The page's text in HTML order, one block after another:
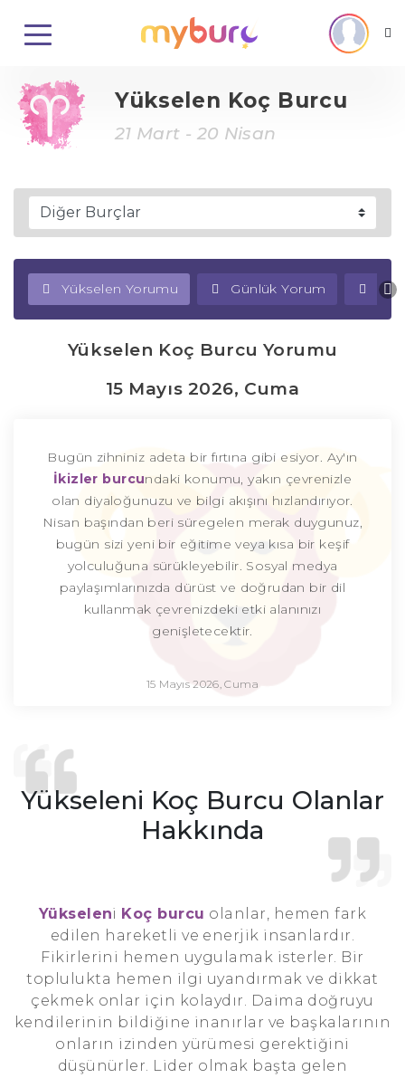
Yükselen Koç Burcu
21 Mart - 20 Nisan
Yükselen Yorumu Günlük Yorum
Yükselen Koç Burcu Yorumu
15 Mayıs 2026, Cuma
Bugün zihniniz adeta bir fırtına gibi esiyor. Ay'ın
İkizler burcundaki konumu, yakın çevrenizle
olan diyaloğunuzu ve bilgi akışını hızlandırıyor.
Nisan başından beri süregelen merak duygunuz,
bugün sizi yeni bir eğitime veya kısa bir keşif
yolculuğuna sürükleyebilir. Sosyal medya
paylaşımlarınızda dürüst ve doğrudan bir dil
kullanmak çevrenizdeki etki alanınızı
genişletecektir.
15 Mayıs 2026, Cuma
Yükseleni Koç Burcu Olanlar
Hakkında
Yükseleni Koç burcu olanlar, hemen fark
edilen hareketli ve enerjik insanlardır.
Fikirlerini hemen uygulamak isterler. Bir
toplulukta hemen ilgi uyandırmak ve dikkat
çekmek onlar için kolaydır. Daima doğruyu
kendilerinin bildiğine inanırlar ve başkalarının
onların izinden yürümesi gerektiğini
düşünürler. Lider olmak başta gelen